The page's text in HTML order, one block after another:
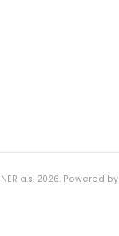
a.s. 2026. Powered by